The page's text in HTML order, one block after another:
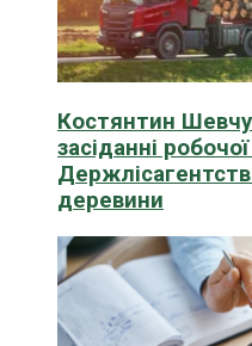
Костянтин
засіданні
деревини